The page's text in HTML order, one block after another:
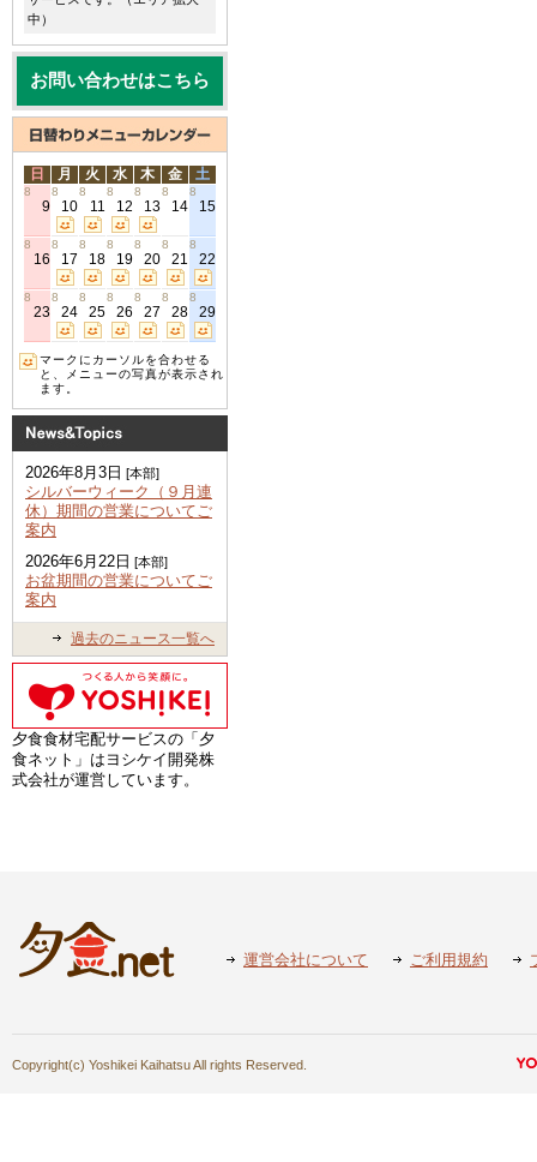
中）
お問い合わせはこちら
日 月 火 水 木 金 土
8
9
8
10
8
11
8
12
8
13
8
14
8
15
8
16
8
17
8
18
8
19
8
20
8
21
8
22
8
23
8
24
8
25
8
26
8
27
8
28
8
29
マークにカーソルを合わせる
と、メニューの写真が表示され
ます。
2026年8月3日 [本部]
シルバーウィーク（９月連
休）期間の営業についてご
案内
2026年6月22日 [本部]
お盆期間の営業についてご
案内
過去のニュース一覧へ
夕食食材宅配サービスの「夕
食ネット」はヨシケイ開発株
式会社が運営しています。
運営会社について ご利用規約
Copyright(c) Yoshikei Kaihatsu All rights Reserved.